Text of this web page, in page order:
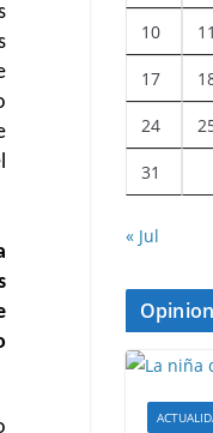
10 11
17
24
31
« Jul
Opinion